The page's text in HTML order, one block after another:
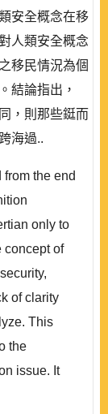
安全概念在移
人類安全概念
移民情況為個
結論指出，
，則那些鋌而
海過..
the end
only to
concept of
of clarity
This
the
issue. It